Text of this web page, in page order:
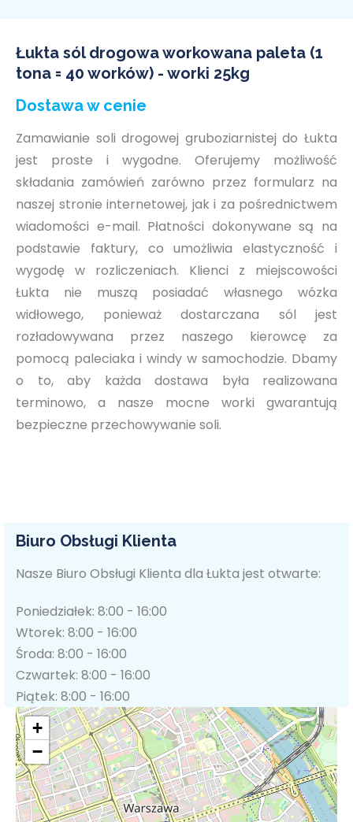
Łukta sól drogowa workowana paleta (1
tona = 40 worków) - worki 25kg
Dostawa w cenie
Zamawianie soli drogowej gruboziarnistej do Łukta
jest proste i wygodne. Oferujemy możliwość
składania zamówień zarówno przez formularz na
naszej stronie internetowej, jak i za pośrednictwem
wiadomości e-mail. Płatności dokonywane są na
podstawie faktury, co umożliwia elastyczność i
wygodę w rozliczeniach. Klienci z miejscowości
Łukta nie muszą posiadać własnego wózka
widłowego, ponieważ dostarczana sól jest
rozładowywana przez naszego kierowcę za
pomocą paleciaka i windy w samochodzie. Dbamy
o to, aby każda dostawa była realizowana
terminowo, a nasze mocne worki gwarantują
bezpieczne przechowywanie soli.
Biuro Obsługi Klienta
Nasze Biuro Obsługi Klienta dla Łukta jest otwarte:
Poniedziałek: 8:00 - 16:00
Wtorek: 8:00 - 16:00
Środa: 8:00 - 16:00
Czwartek: 8:00 - 16:00
Piątek: 8:00 - 16:00
+
−